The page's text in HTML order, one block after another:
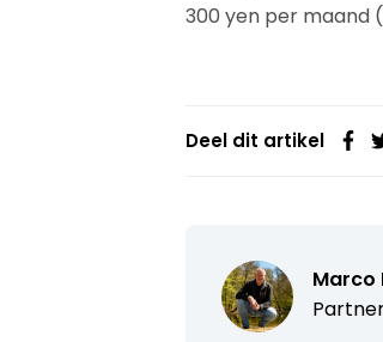
300 yen per maand
Deel dit artikel
Marco